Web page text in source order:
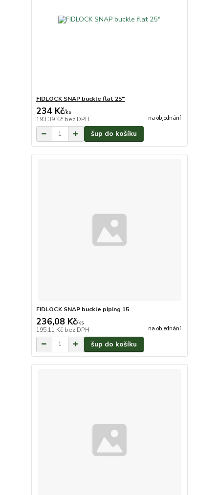
FIDLOCK SNAP buckle flat 25*
234 Kč/ks
193,39 Kč bez DPH na objednání
šup do košíku
FIDLOCK SNAP buckle piping 15
236,08 Kč/ks
195,11 Kč bez DPH na objednání
šup do košíku